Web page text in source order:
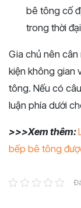
bê tông cố
trong thời đại
Gia chủ nên cân
kiện không gian
tông. Nếu có
luận phía dưới
>>>Xem thêm:
bếp bê tông